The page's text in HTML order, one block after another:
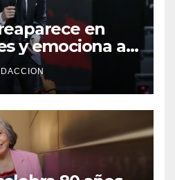
en
y emociona a
tras rumores